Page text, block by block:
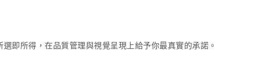
即所得，在品質管理與視覺呈現上給予你最真實的承諾。